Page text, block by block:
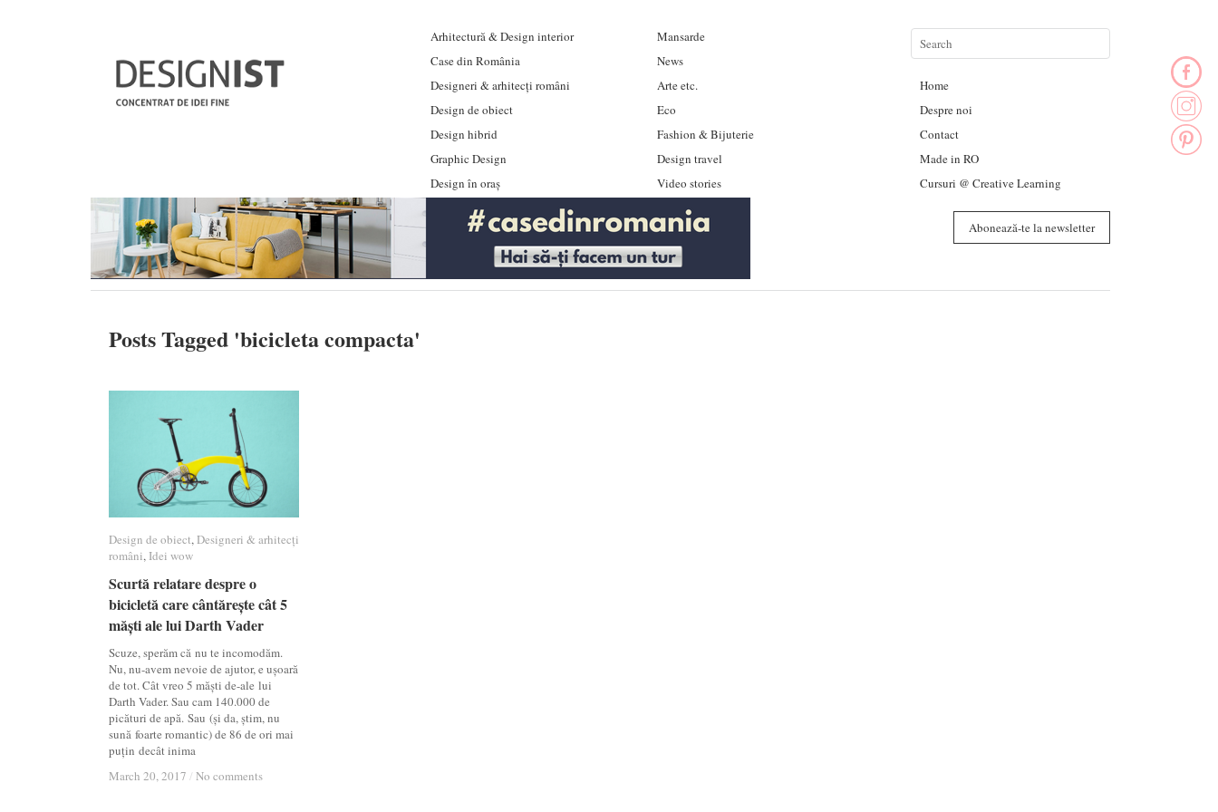
Arhitectură & Design interior
Case din România
Designeri & arhitecți români
Design de obiect
Design hibrid
Graphic Design
Design în oraș
Mansarde
News
Arte etc.
Eco
Fashion & Bijuterie
Design travel
Video stories
Home
Despre noi
Contact
Made in RO
Cursuri @ Creative Learning
Abonează-te la newsletter
Posts Tagged 'bicicleta compacta'
Design de obiect,Designeri & arhitecți
români, Idei wow
Scurtă relatare despre o
bicicletă care cântărește cât 5
măști ale lui Darth Vader
Scuze, sperăm că nu te incomodăm.
Nu, nu-avem nevoie de ajutor, e ușoară
de tot. Cât vreo 5 măști de-ale lui
Darth Vader. Sau cam 140.000 de
picături de apă. Sau (și da, știm, nu
sună foarte romantic) de 86 de ori mai
puțin decât inima
March 20, 2017 / No comments
Design de obiect Designeri & arhitecți
români Idei wow
Scurtă relatare despre o
bicicletă care cântărește cât 5
măști ale lui Darth Vader
March 20, 2017 / No comments